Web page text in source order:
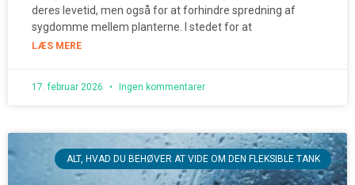
deres levetid, men også for at forhindre spredning af
sygdomme mellem planterne. I stedet for at
LÆS MERE
17. februar 2026 Ingen kommentarer
ALT, HVAD DU BEHØVER AT VIDE OM DEN FLEKSIBLE TANK